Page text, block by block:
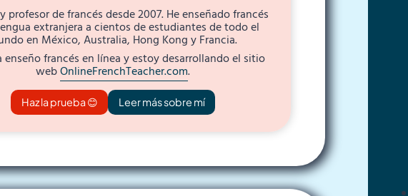
profesor de francés desde 2007. He enseñado francés
extranjera a cientos de estudiantes de todo el
en México, Australia, Hong Kong y Francia.
francés en línea y estoy desarrollando el sitio
webOnlineFrenchTeacher.com.
Haz la prueba 😊 Leer más sobre mí